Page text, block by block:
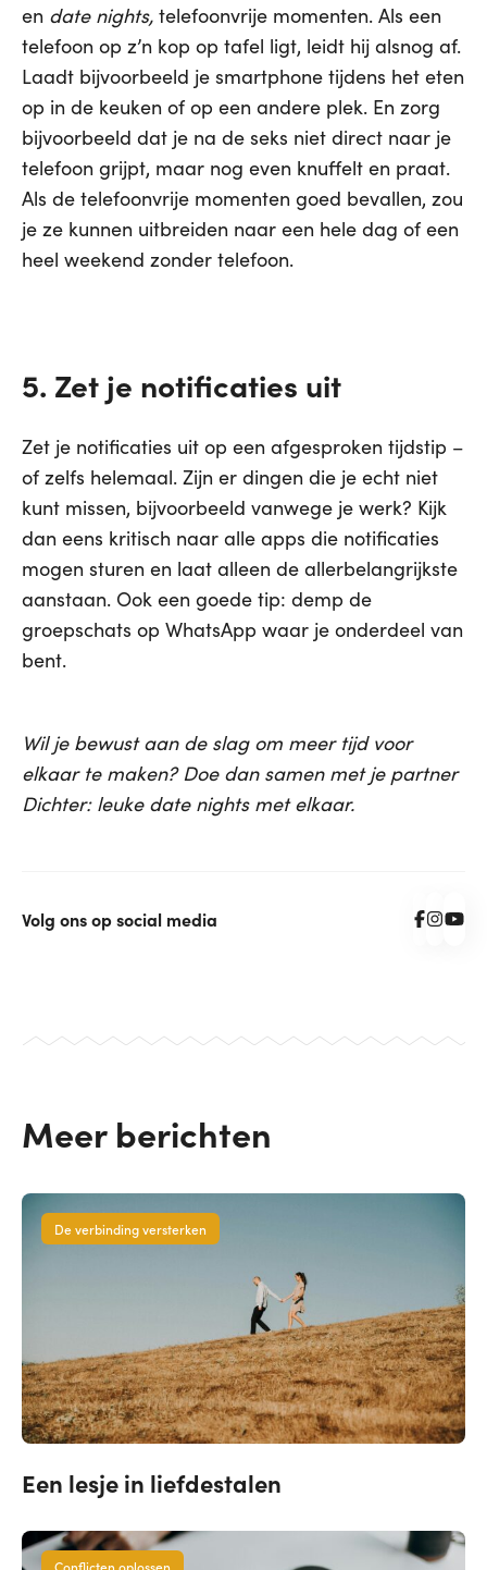
en date nights, telefoonvrije momenten. Als een
telefoon op z’n kop op tafel ligt, leidt hij alsnog af.
Laadt bijvoorbeeld je smartphone tijdens het eten
op in de keuken of op een andere plek. En zorg
bijvoorbeeld dat je na de seks niet direct naar je
telefoon grijpt, maar nog even knuffelt en praat.
Als de telefoonvrije momenten goed bevallen, zou
je ze kunnen uitbreiden naar een hele dag of een
heel weekend zonder telefoon.
5. Zet je notificaties uit
Zet je notificaties uit op een afgesproken tijdstip –
of zelfs helemaal. Zijn er dingen die je echt niet
kunt missen, bijvoorbeeld vanwege je werk? Kijk
dan eens kritisch naar alle apps die notificaties
mogen sturen en laat alleen de allerbelangrijkste
aanstaan. Ook een goede tip: demp de
groepschats op WhatsApp waar je onderdeel van
bent.
Wil je bewust aan de slag om meer tijd voor
elkaar te maken? Doe dan samen met je partner
Dichter: leuke date nights met elkaar.
Volg ons op social media
Meer berichten
De verbinding versterken
Een lesje in liefdestalen